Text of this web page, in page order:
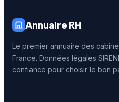
Annuaire RH
Le premier annuaire des
France. Données légales
confiance pour choisir le bon